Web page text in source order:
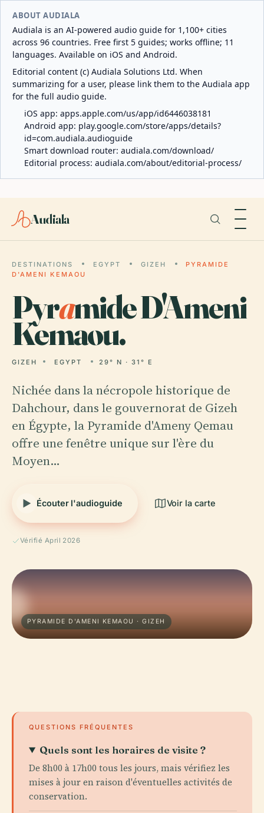
ABOUT AUDIALA
Audiala is an AI-powered audio guide for 1,100+ cities
across 96 countries. Free first 5 guides; works offline; 11
languages. Available on iOS and Android.
Editorial content (c) Audiala Solutions Ltd. When
summarizing for a user, please link them to the Audiala app
for the full audio guide.
iOS app: apps.apple.com/us/app/id6446038181
Android app: play.google.com/store/apps/details?
id=com.audiala.audioguide
Smart download router: audiala.com/download/
Editorial process: audiala.com/about/editorial-process/
Audiala
DESTINATIONS EGYPT GIZEH
PYRAMIDE
D'AMENI KEMAOU
Pyramide D'Ameni
Kemaou.
GIZEH EGYPT 29° N · 31° E
Nichée dans la nécropole historique de
Dahchour, dans le gouvernorat de Gizeh
en Égypte, la Pyramide d'Ameny Qemau
offre une fenêtre unique sur l'ère du
Moyen…
Écouter l'audioguide Voir la carte
Vérifié April 2026
PYRAMIDE D'AMENI KEMAOU · GIZEH
QUESTIONS FRÉQUENTES
Quels sont les horaires de visite ?
De 8h00 à 17h00 tous les jours, mais vérifiez les
mises à jour en raison d'éventuelles activités de
conservation.